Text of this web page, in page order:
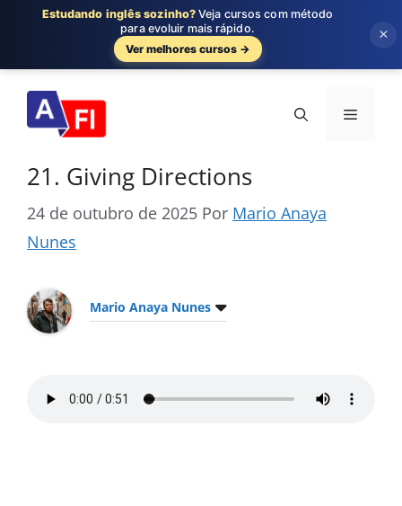
para
conteúdo
Menu
21. Giving Directions
24 de outubro de 2025 Por Mario Anaya
Nunes
Mario Anaya Nunes
Estudando inglês sozinho? Veja cursos com método
para evoluir mais rápido.
Ver melhores cursos →
×